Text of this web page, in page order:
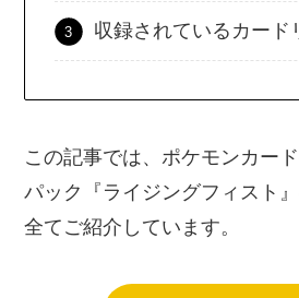
収録されているカード
この記事では、ポケモンカー
パック『ライジングフィスト
全てご紹介しています。